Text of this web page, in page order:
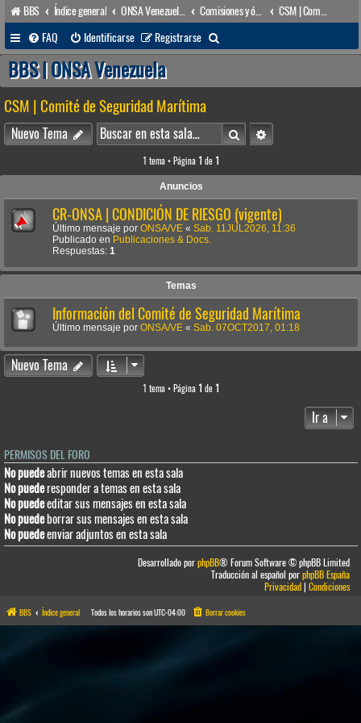
BBS Índice general Comisiones y órganos Asesores internos
FAQ
Identificarse Registrarse
u
a
r
BBS | ONSA Venezuela
CSM | Comité de Seguridad Marítima
Nuevo Tema BuscarBúsqueda avanzada
1 tema • Página 1 de 1
Anuncios
CR-ONSA | CONDICIÓN DE RIESGO (vigente)
Último mensaje por ONSA/VE « Sab. 11JUL2026, 11:36
Publicado en Publicaciones & Docs.
Respuestas: 1
Temas
Información del Comité de Seguridad Marítima
Último mensaje por ONSA/VE « Sab. 07OCT2017, 01:18
Nuevo Tema
1 tema • Página 1 de 1
Ir a
PERMISOS DEL FORO
No puedeabrir nuevos temas en esta sala
No puederesponder a temas en esta sala
No puedeeditar sus mensajes en esta sala
No puedeborrar sus mensajes en esta sala
No puedeenviar adjuntos en esta sala
Desarrollado porphpBB® Forum Software © phpBB Limited
Traducción al español porphpBB España
Privacidad|Condiciones
BBS Índice general Todos los horarios sonUTC-04:00 Borrar cookies